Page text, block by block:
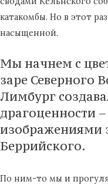
катакомбы. Но в этот
насыщенной.
Мы начнем с
заре Северного
Лимбург
драгоценности
изображениями
Беррийского.
По ним-то мы и